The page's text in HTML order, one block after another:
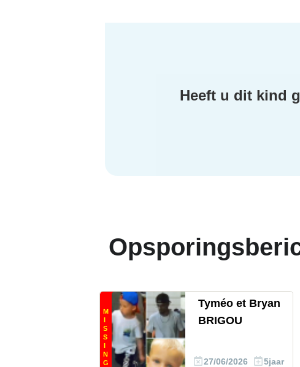
Heeft u dit kind
M
I
S
S
I
N
G
Tyméo et Bryan
BRIGOU
27/06/2026
5jaar